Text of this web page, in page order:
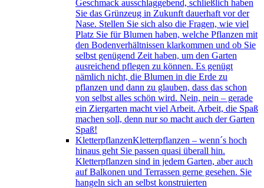
Geschmack ausschlaggebend, schließlich haben
Sie das Grünzeug in Zukunft dauerhaft vor der
Nase. Stellen Sie sich also die Fragen, wie viel
Platz Sie für Blumen haben, welche Pflanzen mit
den Bodenverhältnissen klarkommen und ob Sie
selbst genügend Zeit haben, um den Garten
ausreichend pflegen zu können. Es genügt
nämlich nicht, die Blumen in die Erde zu
pflanzen und dann zu glauben, dass das schon
von selbst alles schön wird. Nein, nein – gerade
ein Ziergarten macht viel Arbeit. Arbeit, die Spaß
machen soll, denn nur so macht auch der Garten
Spaß!
KletterpflanzenKletterpflanzen – wenn´s hoch
hinaus geht Sie passen quasi überall hin.
Kletterpflanzen sind in jedem Garten, aber auch
auf Balkonen und Terrassen gerne gesehen. Sie
hangeln sich an selbst konstruierten